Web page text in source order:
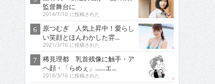
監督舞台に
2014/7/16 に投稿された
原つむぎ 人気上昇中！愛らし
い笑顔とほんわかした雰...
2021/3/16 に投稿された
稀見理都 乳首残像に触手・ア
ヘ顔・「らめぇ」……エ...
2018/3/16 に投稿された